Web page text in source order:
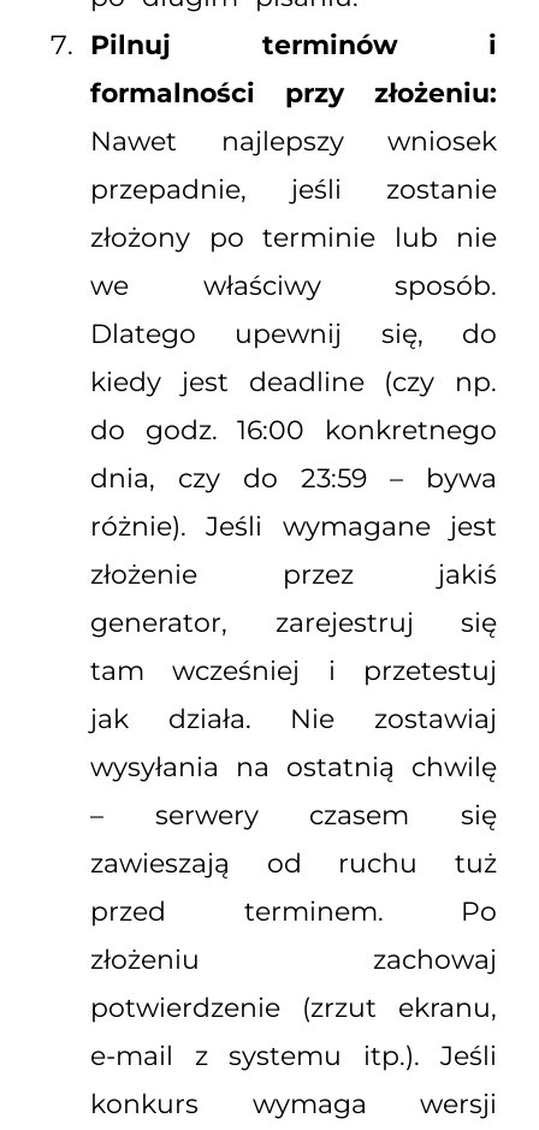
Pilnuj terminów i
formalności przy złożeniu:
Nawet najlepszy wniosek
przepadnie, jeśli zostanie
złożony po terminie lub nie
we właściwy sposób.
Dlatego upewnij się, do
kiedy jest deadline (czy np.
do godz. 16:00 konkretnego
dnia, czy do 23:59 – bywa
różnie). Jeśli wymagane jest
złożenie przez jakiś
generator, zarejestruj się
tam wcześniej i przetestuj
jak działa. Nie zostawiaj
wysyłania na ostatnią chwilę
– serwery czasem się
zawieszają od ruchu tuż
przed terminem. Po
złożeniu zachowaj
potwierdzenie (zrzut ekranu,
e-mail z systemu itp.). Jeśli
konkurs wymaga wersji